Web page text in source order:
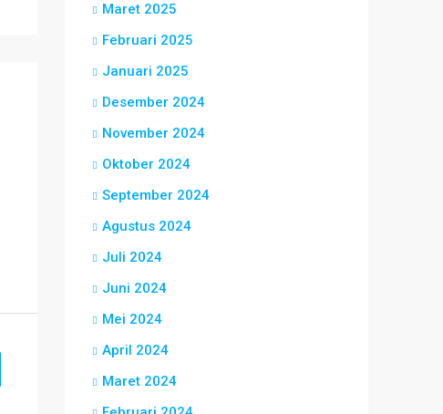
Maret 2025
Februari 2025
Januari 2025
Desember 2024
November 2024
Oktober 2024
September 2024
Agustus 2024
Juli 2024
Juni 2024
Mei 2024
April 2024
Maret 2024